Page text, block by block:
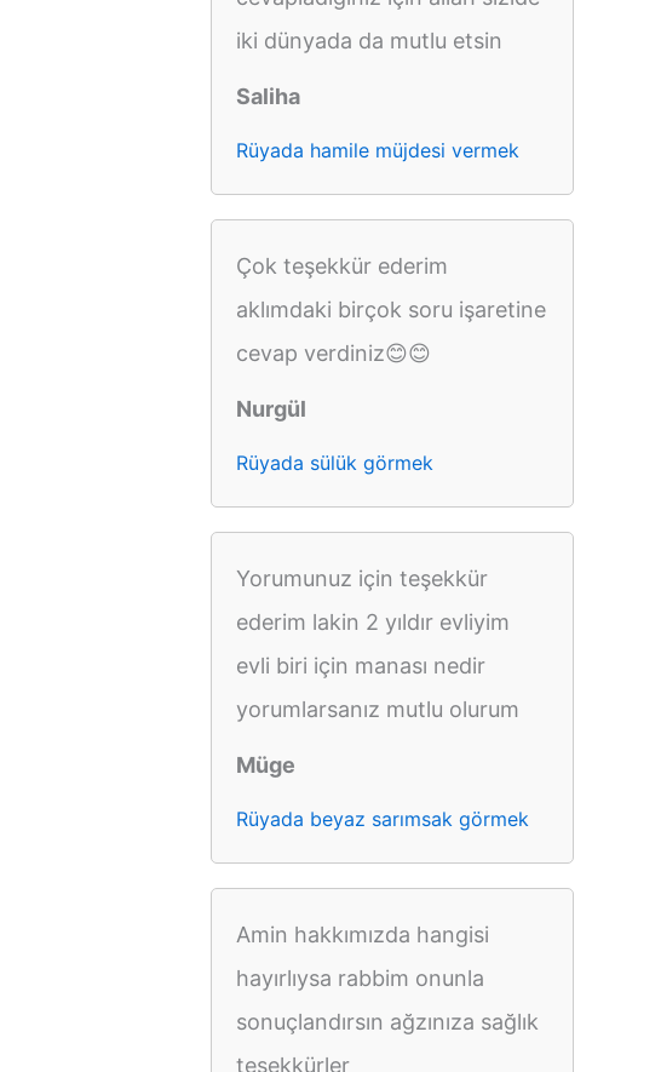
iki dünyada da mutlu etsin
Saliha
Rüyada hamile müjdesi vermek
Çok teşekkür ederim
aklımdaki birçok soru işaretine
cevap verdiniz😊😊
Nurgül
Rüyada sülük görmek
Yorumunuz için teşekkür
ederim lakin 2 yıldır evliyim
evli biri için manası nedir
yorumlarsanız mutlu olurum
Müge
Rüyada beyaz sarımsak görmek
Amin hakkımızda hangisi
hayırlıysa rabbim onunla
sonuçlandırsın ağzınıza sağlık
teşekkürler